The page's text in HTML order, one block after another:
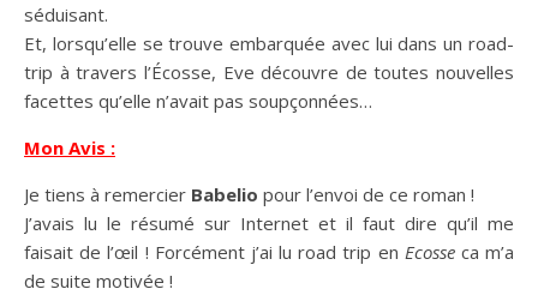
séduisant.
Et, lorsqu’elle se trouve embarquée avec lui dans un road-
trip à travers l’Écosse, Eve découvre de toutes nouvelles
facettes qu’elle n’avait pas soupçonnées…
Mon Avis :
Je tiens à remercier Babelio pour l’envoi de ce roman !
J’avais lu le résumé sur Internet et il faut dire qu’il me
faisait de l’œil ! Forcément j’ai lu road trip en Ecosseca m’a
de suite motivée !